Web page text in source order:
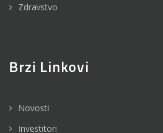
Zdravstvo
Brzi Linkovi
Novosti
Investitori